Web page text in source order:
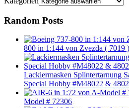
Random Posts
800 in 1:144 von Zvezda ( 7019 )
Lackiermasken Splintertarnung
Special Hobby #M48022 &
Model # 72306